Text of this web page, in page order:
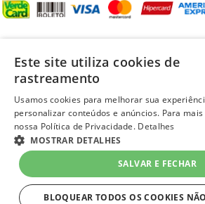
LOJA SEGURA
Este site utiliza cookies de
rastreamento
Usamos cookies para melhorar sua
personalizar conteúdos e anúncios. Para
nossa Política de Privacidade. Detalhes
MOSTRAR DETALHES
SALVAR E FECHAR
BLOQUEAR TODOS OS COOKIES